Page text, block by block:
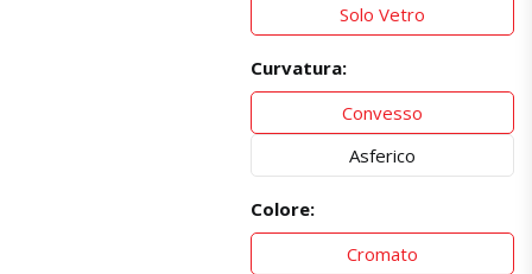
Solo Vetro
Curvatura:
Convesso
Asferico
Colore:
Cromato